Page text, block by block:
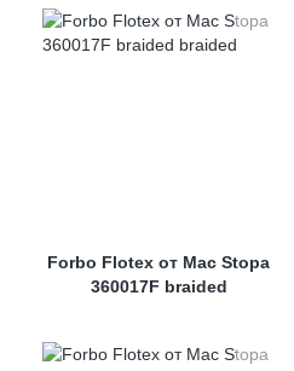
Forbo Flotex от Mac Stopa
360017F braided